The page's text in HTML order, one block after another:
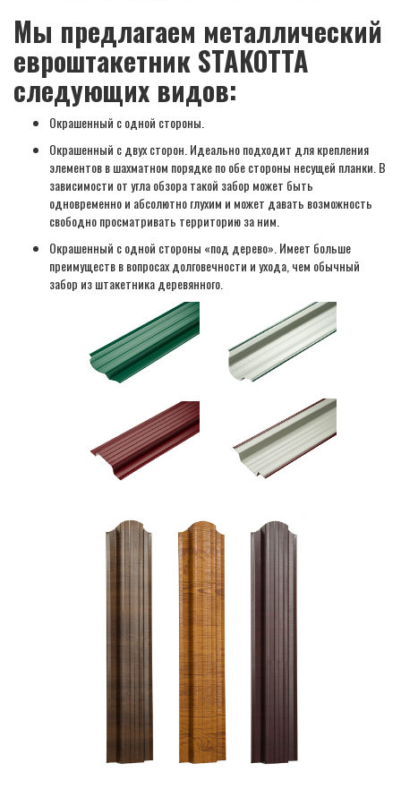
Мы предлагаем металлический
евроштакетник STAKOTTA
следующих видов:
Окрашенный с одной стороны.
Окрашенный с двух сторон. Идеально подходит для крепления
элементов в шахматном порядке по обе стороны несущей планки. В
зависимости от угла обзора такой забор может быть
одновременно и абсолютно глухим и может давать возможность
свободно просматривать территорию за ним.
Окрашенный с одной стороны «под дерево». Имеет больше
преимуществ в вопросах долговечности и ухода, чем обычный
забор из штакетника деревянного.